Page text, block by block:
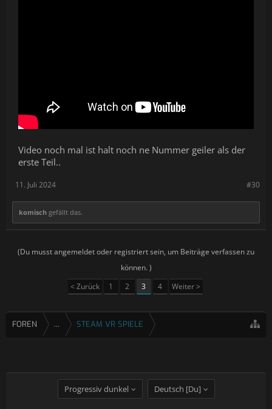
Video noch mal ist halt noch ne Nummer geiler als der
erste Teil..
#30
11. Juli 2024
komisch gefällt das.
(Du musst angemeldet oder registriert sein, um Beiträge verfassen zu
können. )
< Zurück
1 2 3 4 Weiter >
FOREN ... STEAM VR SPIELE
Progressiv dunkel Deutsch [Du]